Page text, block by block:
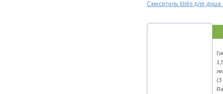
Смеситель Iddis для душа
(3